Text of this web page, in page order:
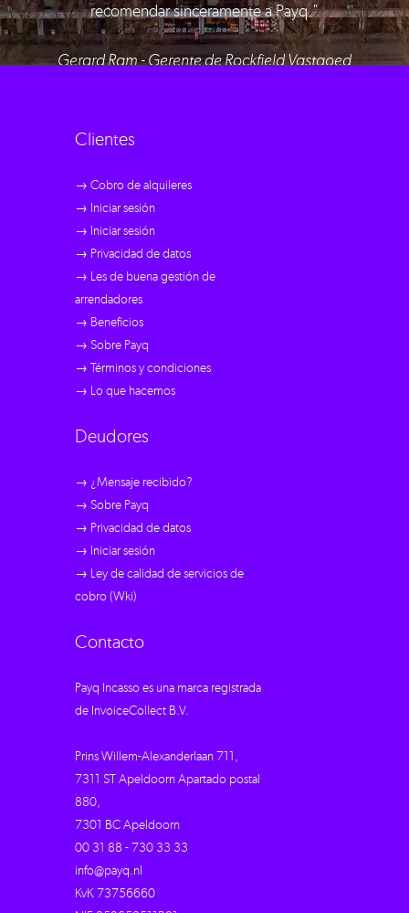
recomendar sinceramente a Payq."
Gerard Ram - Gerente de Rockfield Vastgoed
Clientes
→ Cobro de alquileres
→ Iniciar sesión
→ Iniciar sesión
→ Privacidad de datos
→ Les de buena gestión de
arrendadores
→ Beneficios
→ Sobre Payq
→ Términos y condiciones
→ Lo que hacemos
Deudores
→ ¿Mensaje recibido?
→ Sobre Payq
→ Privacidad de datos
→ Iniciar sesión
→ Ley de calidad de servicios de
cobro (Wki)
Contacto
Payq Incasso es una marca registrada
de InvoiceCollect B.V.
Prins Willem-Alexanderlaan 711,
7311 ST Apeldoorn Apartado postal
880,
7301 BC Apeldoorn
00 31 88 - 730 33 33
info@payq.nl
KvK 73756660